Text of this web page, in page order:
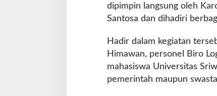
u
a
k
e
dipimpin langsung oleh
Santosa dan dihadiri
Hadir dalam kegiatan
Himawan, personel Biro
mahasiswa Universitas
pemerintah maupun